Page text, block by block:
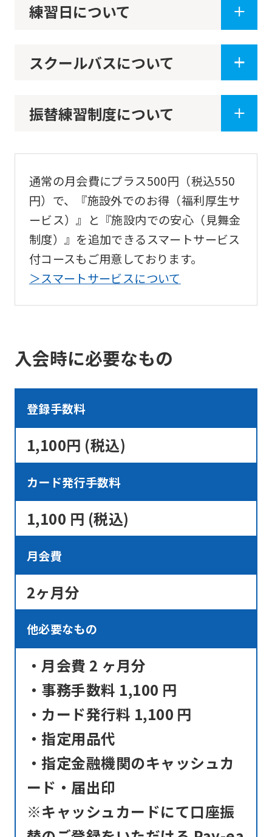
練習日について
スクールバスについて
振替練習制度について
通常の月会費にプラス500円（税込550
円）で、『施設外でのお得（福利厚生サ
ービス）』と『施設内での安心（見舞金
制度）』を追加できるスマートサービス
付コースもご用意しております。
＞スマートサービスについて
入会時に必要なもの
登録手数料
1,100円 (税込)
カード発行手数料
1,100 円 (税込)
月会費
2ヶ月分
他必要なもの
・月会費 2 ヶ月分
・事務手数料 1,100 円
・カード発行料 1,100 円
・指定用品代
・指定金融機関のキャッシュカ
ード・届出印
※キャッシュカードにて口座振
an
translation.
The
differ
from
the
original
content.
We
ask
fully